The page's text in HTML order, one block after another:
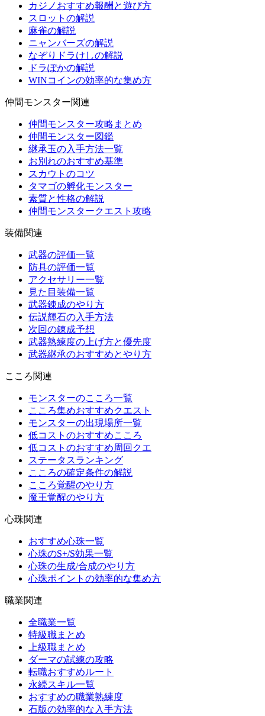
カジノおすすめ報酬と遊び方
スロットの解説
麻雀の解説
ニャンバーズの解説
なぞりドラけしの解説
ドラぽかの解説
WINコインの効率的な集め方
仲間モンスター関連
仲間モンスター攻略まとめ
仲間モンスター図鑑
継承玉の入手方法一覧
お別れのおすすめ基準
スカウトのコツ
タマゴの孵化モンスター
素質と性格の解説
仲間モンスタークエスト攻略
装備関連
武器の評価一覧
防具の評価一覧
アクセサリー一覧
見た目装備一覧
武器錬成のやり方
伝説輝石の入手方法
次回の錬成予想
武器熟練度の上げ方と優先度
武器継承のおすすめとやり方
こころ関連
モンスターのこころ一覧
こころ集めおすすめクエスト
モンスターの出現場所一覧
低コストのおすすめこころ
低コストのおすすめ周回クエ
ステータスランキング
こころの確定条件の解説
こころ覚醒のやり方
魔王覚醒のやり方
心珠関連
おすすめ心珠一覧
心珠のS+/S効果一覧
心珠の生成/合成のやり方
心珠ポイントの効率的な集め方
職業関連
全職業一覧
特級職まとめ
上級職まとめ
ダーマの試練の攻略
転職おすすめルート
永続スキル一覧
おすすめの職業熟練度
石版の効率的な入手方法